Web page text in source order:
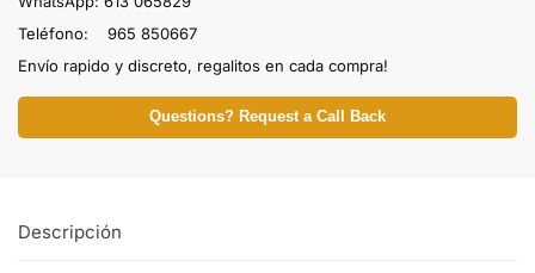
Teléfono: 965 850667
Envío rapido y discreto, regalitos en cada compra!
Questions? Request a Call Back
Descripción